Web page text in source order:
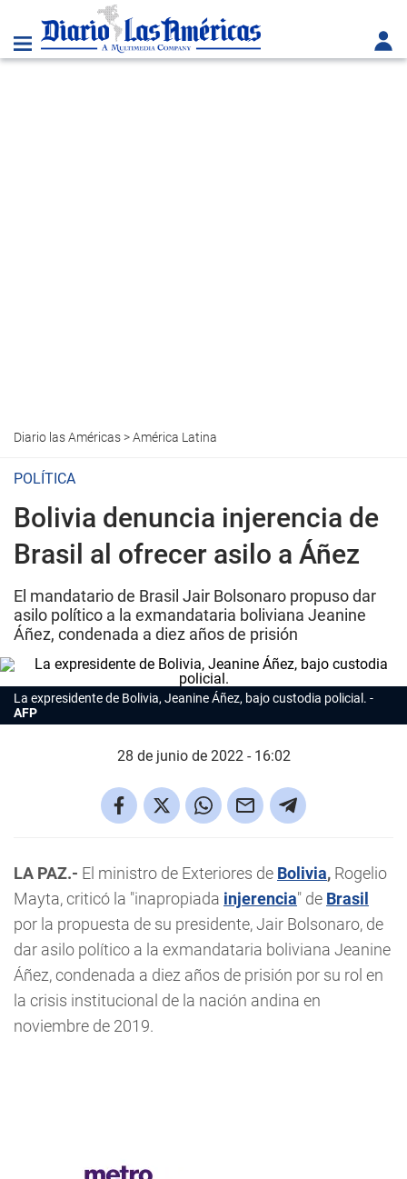
Diario las Américas>América Latina
POLÍTICA
Bolivia denuncia injerencia de
Brasil al ofrecer asilo a Áñez
El mandatario de Brasil Jair Bolsonaro propuso dar
asilo político a la exmandataria boliviana Jeanine
Áñez, condenada a diez años de prisión
La expresidente de Bolivia, Jeanine Áñez, bajo custodia policial.
AFP
28 de junio de 2022 - 16:02
LA PAZ.- El ministro de Exteriores de Bolivia, Rogelio
Mayta, criticó la "inapropiada injerencia" de Brasil
por la propuesta de su presidente, Jair Bolsonaro, de
dar asilo político a la exmandataria boliviana Jeanine
Áñez, condenada a diez años de prisión por su rol en
la crisis institucional de la nación andina en
noviembre de 2019.